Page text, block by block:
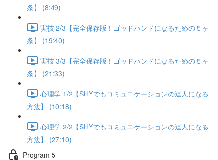
条】 (8:49)
実技 2/3【完全保存版！ゴッドハンドになるための５ヶ
条】 (19:40)
実技 3/3【完全保存版！ゴッドハンドになるための５ヶ
条】 (21:33)
心理学 1/2【SHYでもコミュニケーションの達人になる
方法】 (10:18)
心理学 2/2【SHYでもコミュニケーションの達人になる
方法】 (27:10)
Program 5